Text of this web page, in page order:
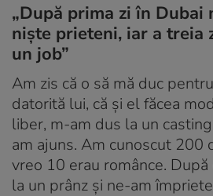
„După prima zi în Dubai
niște prieteni, iar a treia
un job”
Am zis că o să mă duc
datorită lui, că și el făcea
liber, m-am dus la un
am ajuns. Am cunoscut 200
vreo 10 erau românce.
la un prânz și ne-am